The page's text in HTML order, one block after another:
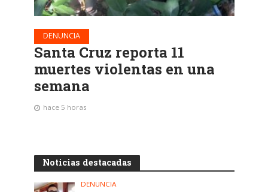
DENUNCIA
Santa Cruz reporta 11
muertes violentas en una
semana
hace 5 horas
Noticias destacadas
DENUNCIA